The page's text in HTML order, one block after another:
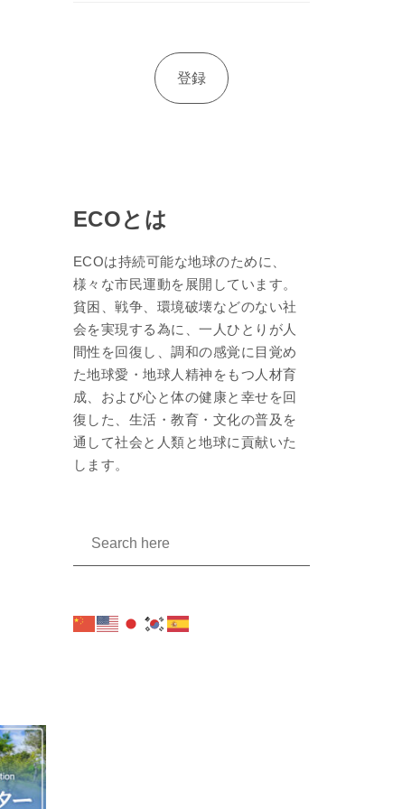
ECOとは
ECOは持続可能な地球のために、
様々な市民運動を展開しています。
貧困、戦争、環境破壊などのない社
会を実現する為に、一人ひとりが人
間性を回復し、調和の感覚に目覚め
た地球愛・地球人精神をもつ人材育
成、および心と体の健康と幸せを回
復した、生活・教育・文化の普及を
通して社会と人類と地球に貢献いた
します。